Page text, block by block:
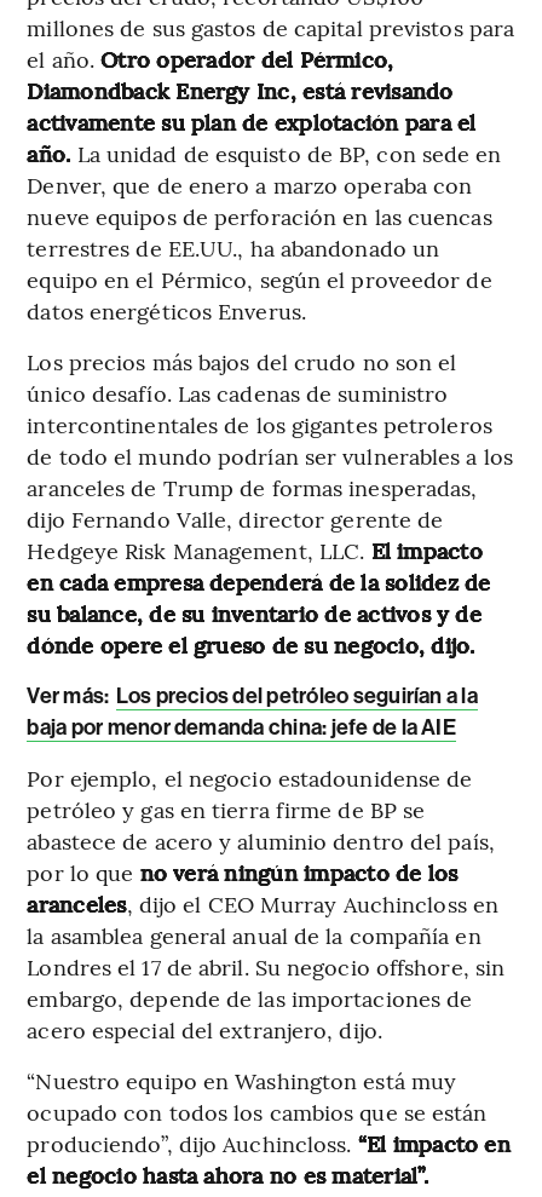
millones de sus gastos de capital previstos para
el año.Otro operador del Pérmico,
Diamondback Energy Inc, está revisando
activamente su plan de explotación para el
año. La unidad de esquisto de BP, con sede en
Denver, que de enero a marzo operaba con
nueve equipos de perforación en las cuencas
terrestres de EE.UU., ha abandonado un
equipo en el Pérmico, según el proveedor de
datos energéticos Enverus.
Los precios más bajos del crudo no son el
único desafío. Las cadenas de suministro
intercontinentales de los gigantes petroleros
de todo el mundo podrían ser vulnerables a los
aranceles de Trump de formas inesperadas,
dijo Fernando Valle, director gerente de
Hedgeye Risk Management, LLC. El impacto
en cada empresa dependerá de la solidez de
su balance, de su inventario de activos y de
dónde opere el grueso de su negocio, dijo.
Ver más: Los precios del petróleo seguirían a la
baja por menor demanda china: jefe de la AIE
Por ejemplo, el negocio estadounidense de
petróleo y gas en tierra firme de BP se
abastece de acero y aluminio dentro del país,
por lo que no verá ningún impacto de los
aranceles, dijo el CEO Murray Auchincloss en
la asamblea general anual de la compañía en
Londres el 17 de abril. Su negocio offshore, sin
embargo, depende de las importaciones de
acero especial del extranjero, dijo.
“Nuestro equipo en Washington está muy
ocupado con todos los cambios que se están
produciendo”, dijo Auchincloss. “El impacto en
el negocio hasta ahora no es material”.